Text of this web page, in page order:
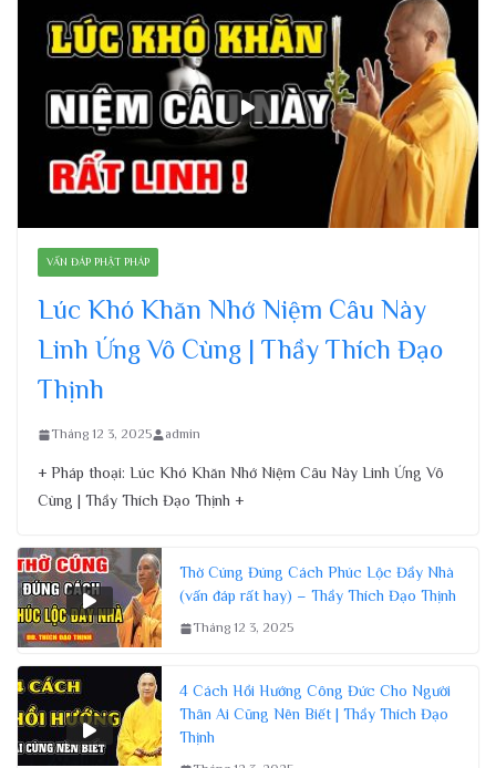
VẤN ĐÁP PHẬT PHÁP
Lúc Khó Khăn Nhớ Niệm Câu Này
Linh Ứng Vô Cùng | Thầy Thích Đạo
Thịnh
Tháng 12 3, 2025 admin
+ Pháp thoại: Lúc Khó Khăn Nhớ Niệm Câu Này Linh Ứng Vô
Cùng | Thầy Thích Đạo Thịnh +
Thờ Cúng Đúng Cách Phúc Lộc Đầy Nhà
(vấn đáp rất hay) – Thầy Thích Đạo Thịnh
Tháng 12 3, 2025
4 Cách Hồi Hướng Công Đức Cho Người
Thân Ai Cũng Nên Biết | Thầy Thích Đạo
Thịnh